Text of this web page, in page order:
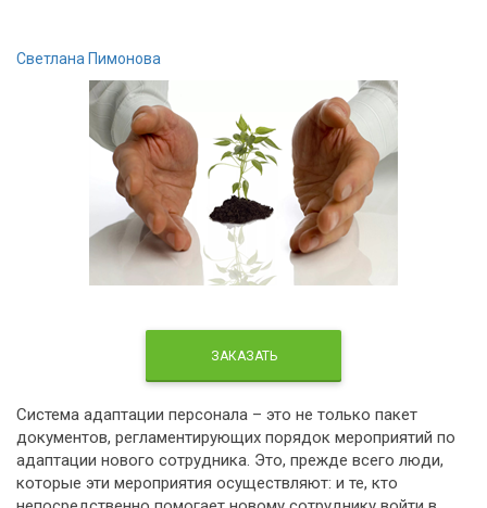
Светлана Пимонова
ЗАКАЗАТЬ
Система адаптации персонала – это не только пакет
документов, регламентирующих порядок мероприятий по
адаптации нового сотрудника. Это, прежде всего люди,
которые эти мероприятия осуществляют: и те, кто